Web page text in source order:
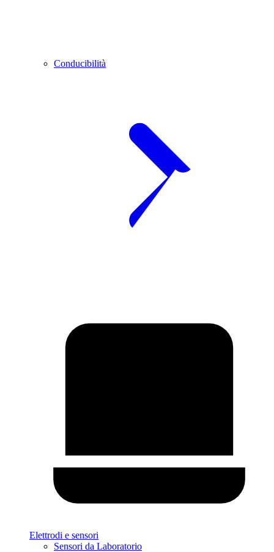
Conducibilità
Elettrodi e sensori
Sensori da Laboratorio